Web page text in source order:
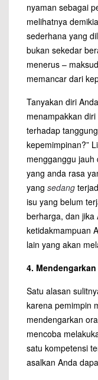
nyaman sebagai
melihatnya
sederhana yang
bukan sekedar
menerus –
memancar dari
Tanyakan diri
menampakkan
terhadap
kepemimpinan?”
mengganggu
yang anda rasa
yang sedang
isu yang belum
berharga, dan jika
ketidakmampuan
lain yang akan
4. Mendengarkan
Satu alasan
karena pemimpin
mendengarkan
mencoba
satu kompetensi
asalkan Anda